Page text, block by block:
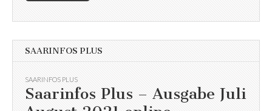
SAARINFOS PLUS
SAARINFOS PLUS
Saarinfos Plus – Ausgabe Juli